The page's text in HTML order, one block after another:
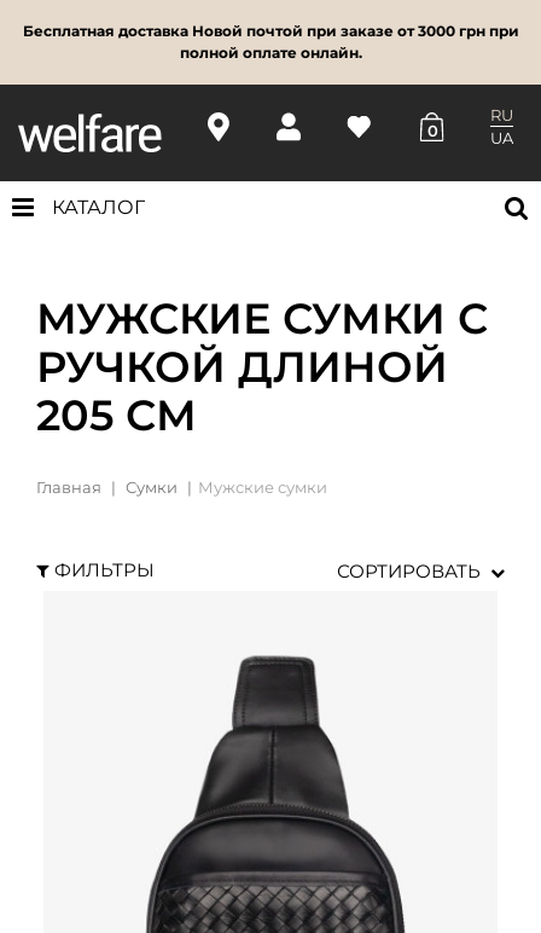
Бесплатная доставка Новой почтой при заказе от 3000 грн при
полной оплате онлайн.
0
RU
UA
КАТАЛОГ
МУЖСКИЕ СУМКИ С
РУЧКОЙ ДЛИНОЙ
205 СМ
Главная Сумки Мужские сумки
ФИЛЬТРЫ СОРТИРОВАТЬ